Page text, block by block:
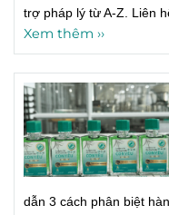
trợ pháp lý từ A-Z. Liên
Xem thêm ››
dẫn 3 cách phân biệt